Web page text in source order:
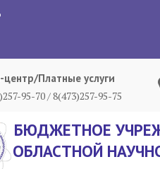
центр/Платные услуги
95-70 / 8(473)257-95-75
БЮДЖЕТНОЕ
ОБЛАСТНОЙ